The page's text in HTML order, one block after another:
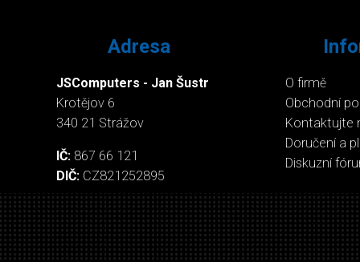
Adresa
JSComputers - Jan Šustr
Krotějov 6
340 21 Strážov
IČ: 867 66 121
DIČ: CZ821252895
O firmě
Obchodní
Kontaktujte
Doručení a
Diskuzní